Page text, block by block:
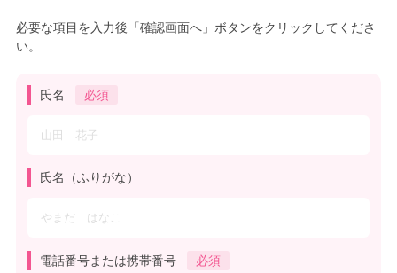
必要な項目を入力後「確認画面へ」ボタンをクリックしてくださ
い。
氏名 必須
氏名（ふりがな）
電話番号または携帯番号 必須